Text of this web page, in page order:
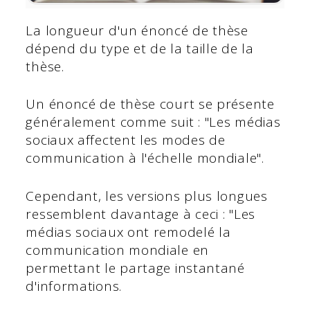
La longueur d'un énoncé de thèse
dépend du type et de la taille de la
thèse.
Un énoncé de thèse court se présente
généralement comme suit : "Les médias
sociaux affectent les modes de
communication à l'échelle mondiale".
Cependant, les versions plus longues
ressemblent davantage à ceci : "Les
médias sociaux ont remodelé la
communication mondiale en
permettant le partage instantané
d'informations.